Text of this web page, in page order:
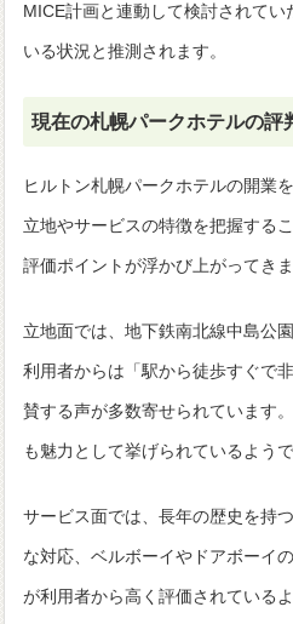
MICE計画と連動して検討されて
いる状況と推測されます。
現在の札幌パークホテルの評
ヒルトン札幌パークホテルの開業
立地やサービスの特徴を把握する
評価ポイントが浮かび上がってきま
立地面では、地下鉄南北線中島公
利用者からは「駅から徒歩すぐで
賛する声が多数寄せられています
も魅力として挙げられているようで
サービス面では、長年の歴史を持
な対応、ベルボーイやドアボーイ
が利用者から高く評価されている